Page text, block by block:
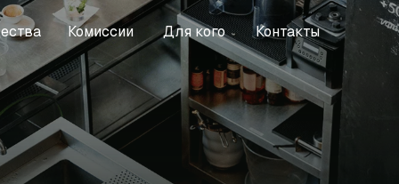
Комиссии Контакты
Для кого
Комиссии Контакты
Для кого